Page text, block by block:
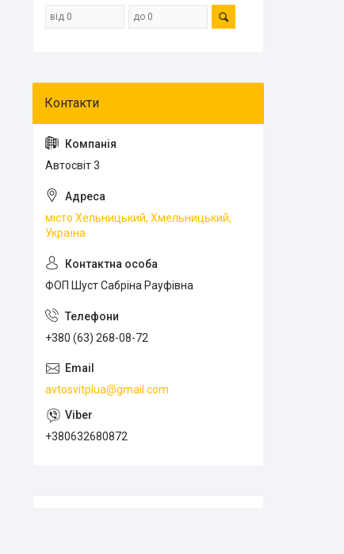
Автосвіт 3
місто Хельницький, Хмельницький,
Україна
ФОП Шуст Сабріна Рауфівна
+380 (63) 268-08-72
avtosvitplua@gmail.com
+380632680872